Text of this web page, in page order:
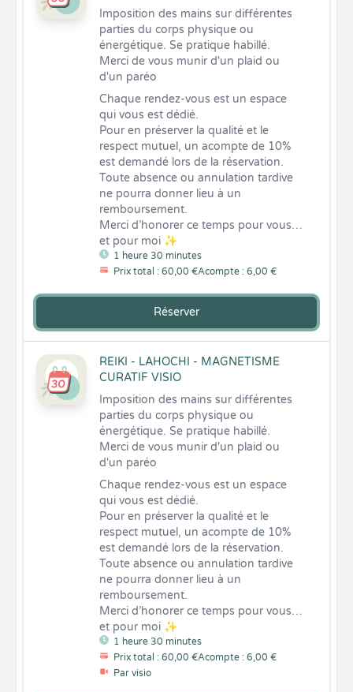
1 heure 30 minutes
Prix total : 60,00 €Acompte : 6,00 €
Chaque rendez-vous est un espace
qui vous est dédié.
Pour en préserver la qualité et le
respect mutuel, un acompte de 10%
est demandé lors de la réservation.
Toute absence ou annulation tardive
ne pourra donner lieu à un
remboursement.
Merci d’honorer ce temps pour vous…
et pour moi ✨
Imposition des mains sur différentes
parties du corps physique ou
énergétique. Se pratique habillé.
Merci de vous munir d'un plaid ou
d'un paréo
Réserver
REIKI - LAHOCHI - MAGNETISME
CURATIF VISIO
1 heure 30 minutes
Prix total : 60,00 €Acompte : 6,00 €
Par visio
Chaque rendez-vous est un espace
qui vous est dédié.
Pour en préserver la qualité et le
respect mutuel, un acompte de 10%
est demandé lors de la réservation.
Toute absence ou annulation tardive
ne pourra donner lieu à un
remboursement.
Merci d’honorer ce temps pour vous…
et pour moi ✨
Imposition des mains sur différentes
parties du corps physique ou
énergétique. Se pratique habillé.
Merci de vous munir d'un plaid ou
d'un paréo